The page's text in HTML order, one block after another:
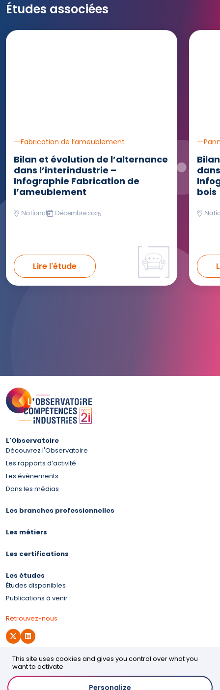
Études associées
Fabrication de l’ameublement
Bilan et évolution de l’alternance
dans l’interindustrie –
Infographie Fabrication de
l’ameublement
National Décembre 2025
Lire l'étude
bois
L'Observatoire
Découvrez l'Observatoire
Les rapports d’activité
Les évènements
Dans les médias
Les branches professionnelles
Les métiers
Les certifications
Les études
Études disponibles
Publications à venir
Retrouvez-nous
Site d'OPCO 2i
This site uses cookies and gives you control over what you
want to activate
Personalize